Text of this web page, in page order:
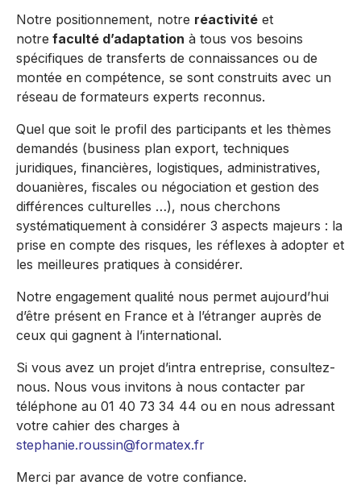
Notre positionnement, notre réactivité et
notre faculté d’adaptation à tous vos besoins
spécifiques de transferts de connaissances ou de
montée en compétence, se sont construits avec un
réseau de formateurs experts reconnus.
Quel que soit le profil des participants et les thèmes
demandés (business plan export, techniques
juridiques, financières, logistiques, administratives,
douanières, fiscales ou négociation et gestion des
différences culturelles …), nous cherchons
systématiquement à considérer 3 aspects majeurs : la
prise en compte des risques, les réflexes à adopter et
les meilleures pratiques à considérer.
Notre engagement qualité nous permet aujourd’hui
d’être présent en France et à l’étranger auprès de
ceux qui gagnent à l’international.
Si vous avez un projet d’intra entreprise, consultez-
nous. Nous vous invitons à nous contacter par
téléphone au 01 40 73 34 44 ou en nous adressant
votre cahier des charges à
stephanie.roussin@formatex.fr
Merci par avance de votre confiance.